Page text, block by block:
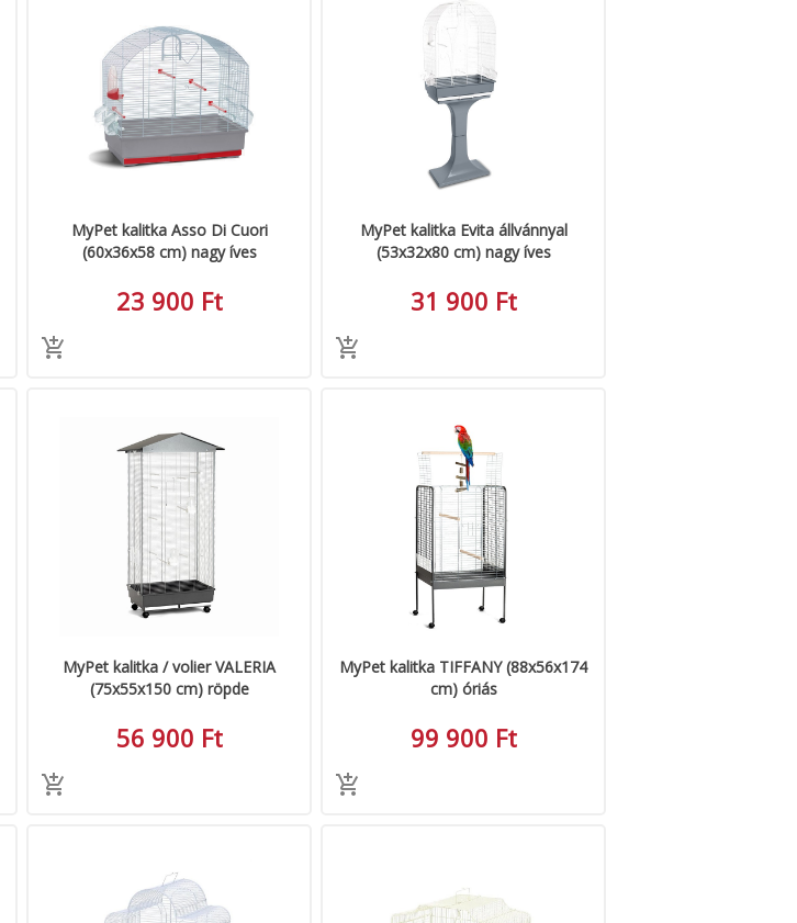
MyPet kalitka Asso Di Cuori
(60x36x58 cm) nagy íves
23 900 Ft
MyPet kalitka Evita állvánnyal
(53x32x80 cm) nagy íves
31 900 Ft
MyPet kalitka / volier VALERIA
(75x55x150 cm) röpde
56 900 Ft
MyPet kalitka TIFFANY (88x56x174
cm) óriás
99 900 Ft